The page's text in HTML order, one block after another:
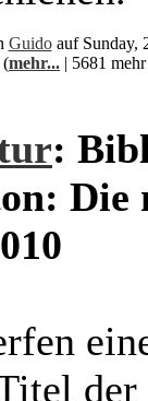
Guidoauf Sunday,
(mehr... | 5681
:
Die